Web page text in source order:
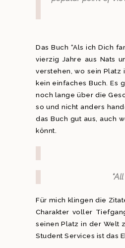
Das Buch “Als ich Dich
vierzig Jahre aus Nats
verstehen, wo sein Platz
kein einfaches Buch. Es
noch lange über die
so und nicht anders
das Buch gut aus, auch
könnt.
Für mich klingen die
Charakter voller
seinen Platz in der Welt
Student Services ist das